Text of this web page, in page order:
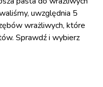
uwzględnia 5
wrażliwych, które
Sprawdź i wybierz